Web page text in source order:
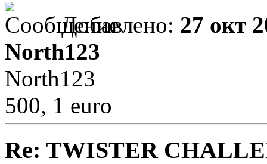
Добавлено: 27 окт
North123
North123
500, 1 euro
Re: TWISTER